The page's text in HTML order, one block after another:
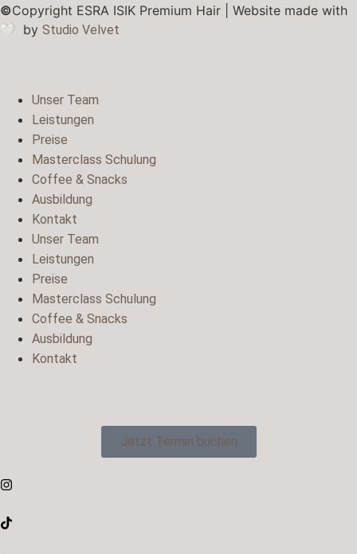
©Copyright ESRA ISIK Premium Hair | Website made with
🤍 by Studio Velvet
Unser Team
Leistungen
Preise
Masterclass Schulung
Coffee & Snacks
Ausbildung
Kontakt
Unser Team
Leistungen
Preise
Masterclass Schulung
Coffee & Snacks
Ausbildung
Kontakt
Jetzt Termin buchen